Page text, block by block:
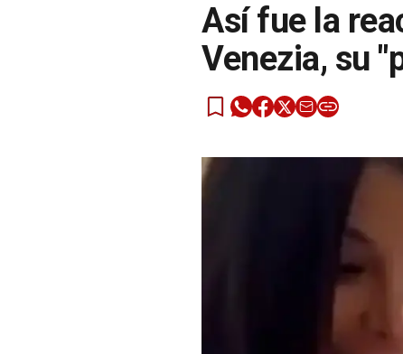
Así fue la
Venezia, su